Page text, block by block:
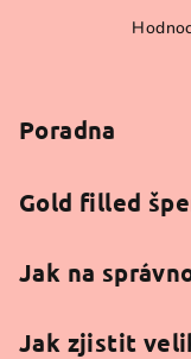
Poradna
Gold filled
Jak na
Jak zjistit